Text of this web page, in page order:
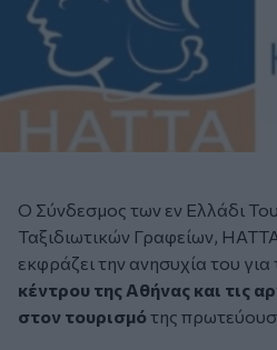
Ο Σύνδεσμος των εν Ελλάδι
Ταξιδιωτικών Γραφείων,
εκφράζει την ανησυχία του για
κέντρου της Αθήνας και τις
στον τουρισμότης